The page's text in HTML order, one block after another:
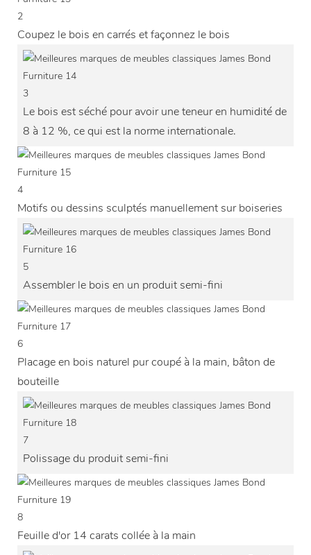
2
Coupez le bois en carrés et façonnez le bois
3
Le bois est séché pour avoir une teneur en humidité de
8 à 12 %, ce qui est la norme internationale.
4
Motifs ou dessins sculptés manuellement sur boiseries
5
Assembler le bois en un produit semi-fini
6
Placage en bois naturel pur coupé à la main, bâton de
bouteille
7
Polissage du produit semi-fini
8
Feuille d'or 14 carats collée à la main